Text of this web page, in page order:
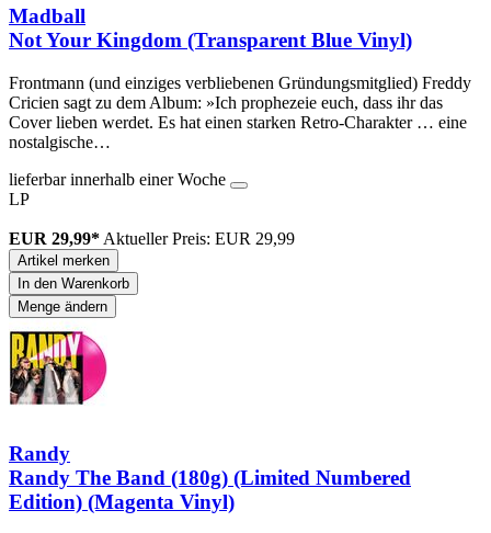
Madball
Not Your Kingdom (Transparent Blue Vinyl)
Frontmann (und einziges verbliebenen Gründungsmitglied) Freddy
Cricien sagt zu dem Album: »Ich prophezeie euch, dass ihr das
Cover lieben werdet. Es hat einen starken Retro-Charakter … eine
nostalgische…
lieferbar innerhalb einer Woche
LP
EUR 29,99* Aktueller Preis: EUR 29,99
Artikel merken
In den Warenkorb
Menge ändern
Randy
Randy The Band (180g) (Limited Numbered
Edition) (Magenta Vinyl)